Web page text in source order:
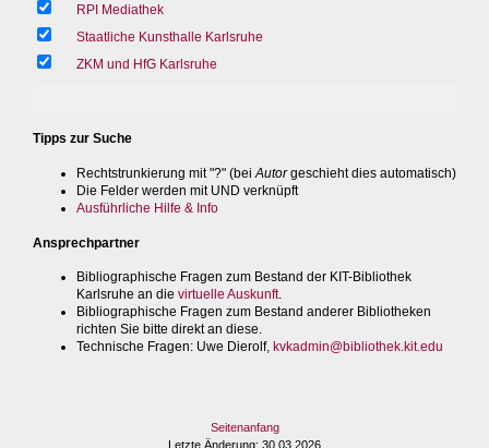
RPI Mediathek
Staatliche Kunsthalle Karlsruhe
ZKM und HfG Karlsruhe
Tipps zur Suche
Rechtstrunkierung mit "?" (bei Autorgeschieht dies automatisch)
Die Felder werden mit UND verknüpft
Ausführliche Hilfe & Info
Ansprechpartner
Bibliographische Fragen zum Bestand der KIT-Bibliothek
Karlsruhe an die virtuelle Auskunft.
Bibliographische Fragen zum Bestand anderer Bibliotheken
richten Sie bitte direkt an diese.
Technische Fragen: Uwe Dierolf, kvkadmin@bibliothek.kit.edu
Seitenanfang
Letzte Änderung: 30.03.2026